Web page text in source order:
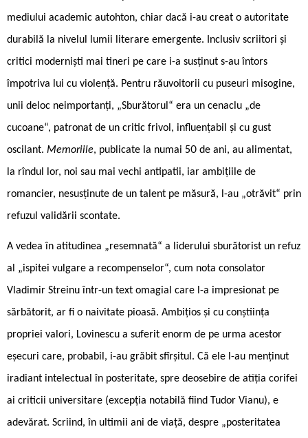
mediului academic autohton, chiar dacă i-au creat o autoritate
durabilă la nivelul lumii literare emergente. Inclusiv scriitori și
critici moderniști mai tineri pe care i-a susținut s-au întors
împotriva lui cu violență. Pentru răuvoitorii cu puseuri misogine,
unii deloc neimportanți, „Sburătorul“ era un cenaclu „de
cucoane“, patronat de un critic frivol, influențabil și cu gust
oscilant. Memoriile, publicate la numai 50 de ani, au alimentat,
la rîndul lor, noi sau mai vechi antipatii, iar ambițiile de
romancier, nesusținute de un talent pe măsură, l-au „otrăvit“ prin
refuzul validării scontate.
A vedea în atitudinea „resemnată“ a liderului sburătorist un refuz
al „ispitei vulgare a recompenselor“, cum nota consolator
Vladimir Streinu într-un text omagial care l-a impresionat pe
sărbătorit, ar fi o naivitate pioasă. Ambițios și cu conștiința
propriei valori, Lovinescu a suferit enorm de pe urma acestor
eșecuri care, probabil, i-au grăbit sfîrșitul. Că ele l-au menținut
iradiant intelectual în posteritate, spre deosebire de atîția corifei
ai criticii universitare (excepția notabilă fiind Tudor Vianu), e
adevărat. Scriind, în ultimii ani de viață, despre „posteritatea